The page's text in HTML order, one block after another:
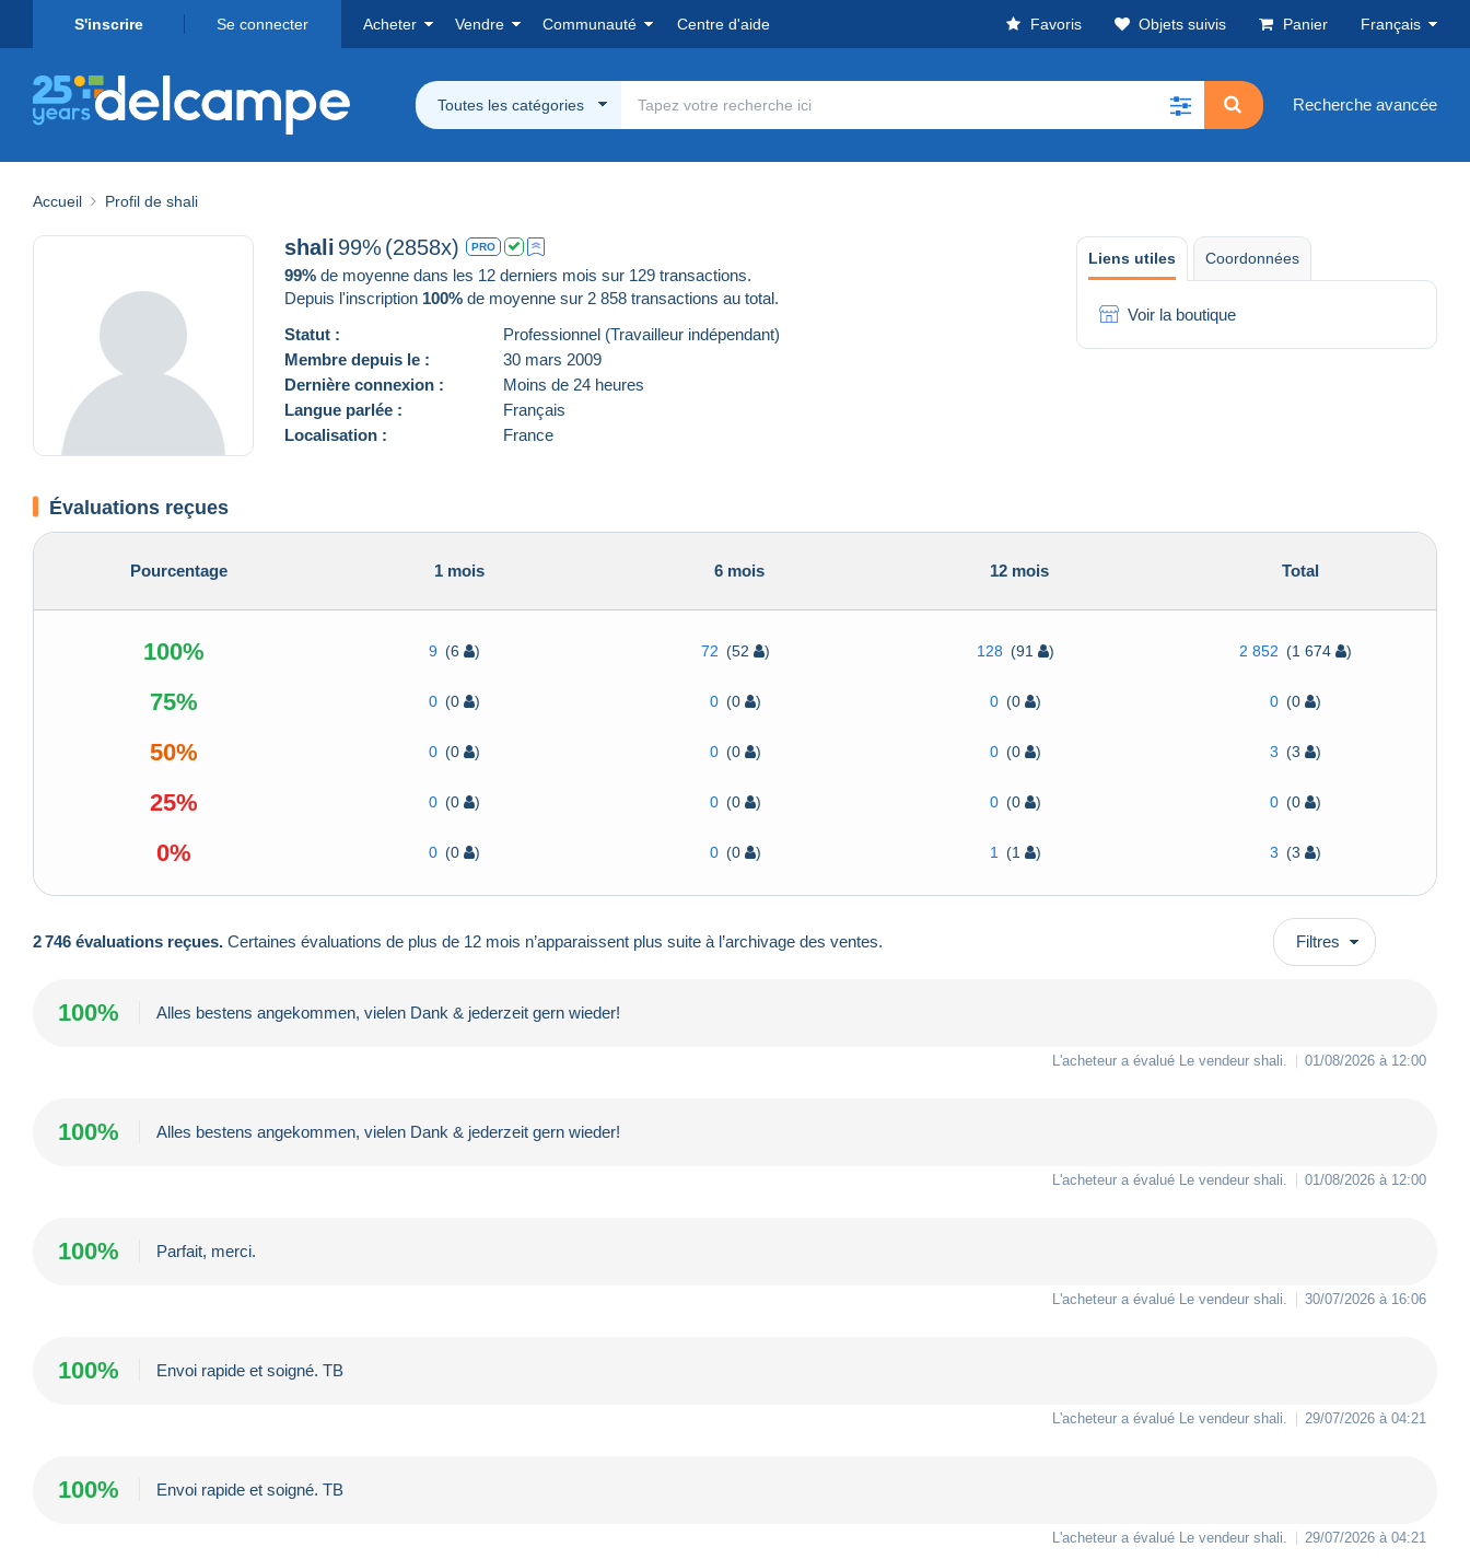
S'inscrire Se connecter Acheter Vendre Communauté Centre d'aide Favoris Objets suivis Panier Français
Toutes les catégories Recherche avancée
Accueil Profil de shali
shali 99% (2858x) PRO
99% de moyenne dans les 12 derniers mois sur 129 transactions.
Depuis l'inscription 100% de moyenne sur 2 858 transactions au total.
Statut :
Professionnel (Travailleur indépendant)
Membre depuis le :
30 mars 2009
Dernière connexion :
Moins de 24 heures
Langue parlée :
Français
Localisation :
France
Liens utiles Coordonnées
Voir la boutique
Évaluations reçues
Pourcentage 1 mois 6 mois 12 mois Total
100% 9 (6 ) 72 (52 ) 128 (91 ) 2 852 (1 674 )
75% 0 (0 ) 0 (0 ) 0 (0 ) 0 (0 )
50% 0 (0 ) 0 (0 ) 0 (0 ) 3 (3 )
25% 0 (0 ) 0 (0 ) 0 (0 ) 0 (0 )
0% 0 (0 ) 0 (0 ) 1 (1 ) 3 (3 )
2 746 évaluations reçues. Certaines évaluations de plus de 12 mois n’apparaissent plus suite à l’archivage des ventes. Filtres
100% Alles bestens angekommen, vielen Dank & jederzeit gern wieder!
L'acheteur a évalué Le vendeur shali 01/08/2026 à 12:00
100% Alles bestens angekommen, vielen Dank & jederzeit gern wieder!
L'acheteur a évalué Le vendeur shali 01/08/2026 à 12:00
100% Parfait, merci.
L'acheteur a évalué Le vendeur shali 30/07/2026 à 16:06
100% Envoi rapide et soigné. TB
L'acheteur a évalué Le vendeur shali 29/07/2026 à 04:21
100% Envoi rapide et soigné. TB
L'acheteur a évalué Le vendeur shali 29/07/2026 à 04:21